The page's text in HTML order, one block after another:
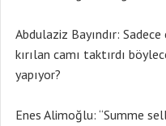
Abdulaziz Bayındır:
kırılan camı taktırdı
yapıyor?
Enes Alimoğlu: “Summe